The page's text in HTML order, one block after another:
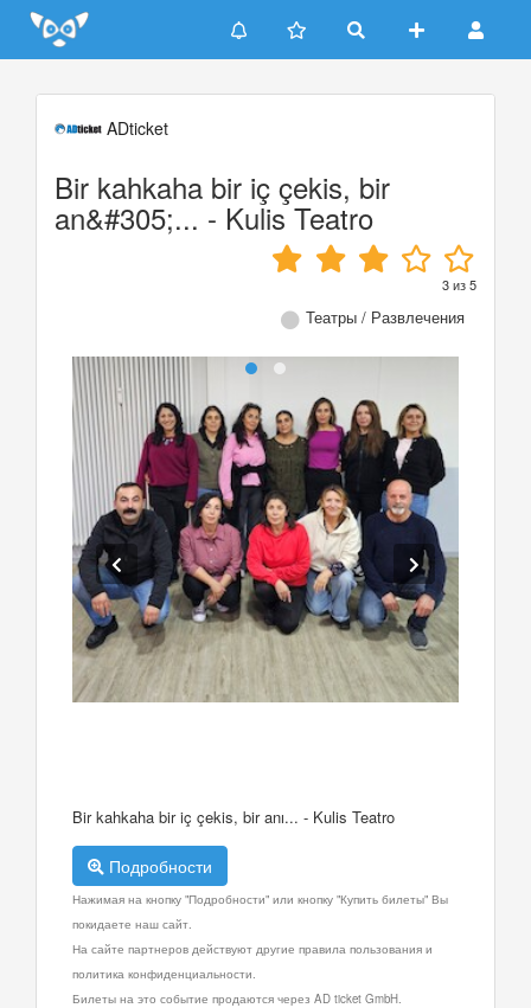
Update cookies preferences
ADticket
Bir kahkaha bir iç çekis, bir
an&#305;... - Kulis Teatro
3из5
Театры / Развлечения
Bir kahkaha bir iç çekis, bir anı... - Kulis Teatro
Подробности
Нажимая на кнопку "Подробности" или кнопку "Купить билеты" Вы
покидаете наш сайт.
На сайте партнеров действуют другие правила пользования и
политика конфиденциальности.
Билеты на это событие продаются через AD ticket GmbH.